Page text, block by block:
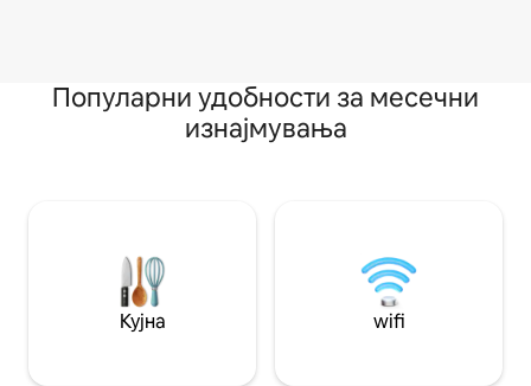
Популарни удобности за месечни
изнајмувања
Кујна wifi